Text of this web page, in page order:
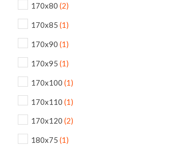
170x80 (2)
170x85 (1)
170x90 (1)
170x95 (1)
170x100 (1)
170x110 (1)
170x120 (2)
180x75 (1)